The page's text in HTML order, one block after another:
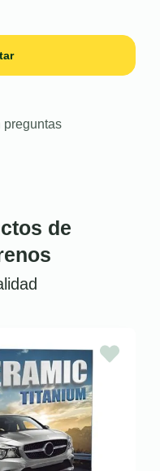
preguntas
de